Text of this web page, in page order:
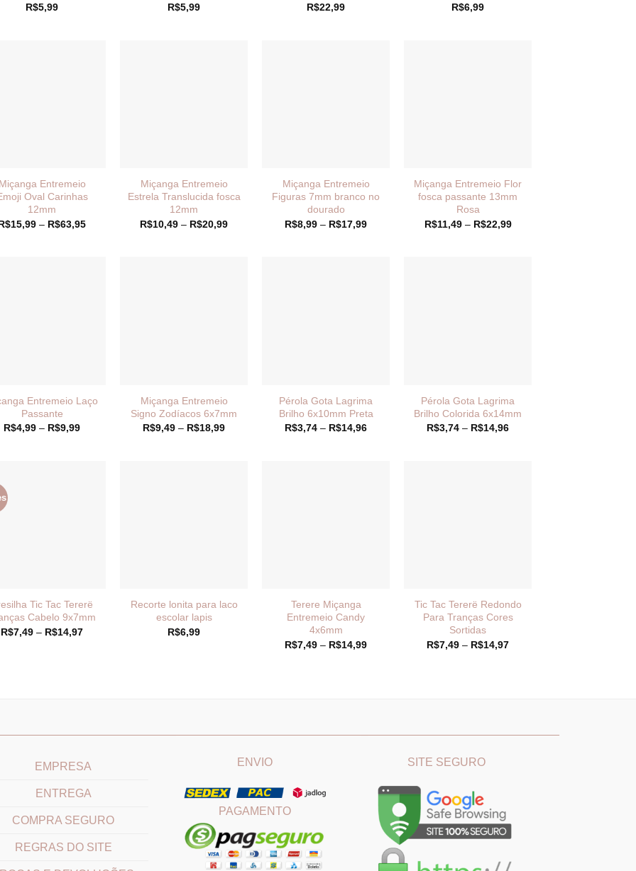
R$5,99
R$5,99
R$22,99
R$6,99
Entremeio
Oval Carinhas
12mm
15,99 – R$63,95Faixa
Miçanga Entremeio
Estrela Translucida fosca
12mm
R$10,49 – R$20,99Faixa
Miçanga Entremeio
Figuras 7mm branco no
dourado
R$8,99 – R$17,99Faixa
Miçanga Entremeio Flor
fosca passante 13mm
Rosa
R$11,49 – R$22,99Faixa
Entremeio Laço
Passante
R$4,99 – R$9,99Faixa
Miçanga Entremeio
Signo Zodíacos 6x7mm
R$9,49 – R$18,99Faixa
Pérola Gota Lagrima
Brilho 6x10mm Preta
R$3,74 – R$14,96Faixa
Pérola Gota Lagrima
Brilho Colorida 6x14mm
R$3,74 – R$14,96Faixa
Tic Tac Tererë
Cabelo 9x7mm
R$7,49 – R$14,97Faixa
Recorte lonita para laco
escolar lapis
R$6,99
Terere Miçanga
Entremeio Candy
4x6mm
R$7,49 – R$14,99Faixa
Tic Tac Tererë Redondo
Para Tranças Cores
Sortidas
R$7,49 – R$14,97Faixa
EMPRESA
ENTREGA
COMPRA SEGURO
REGRAS DO SITE
ENVIO
PAGAMENTO
SITE SEGURO